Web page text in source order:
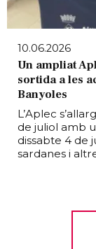
10.06.2026
Un ampliat
sortida a les
Banyoles
L’Aplec
de juliol amb
dissabte 4 de
sardanes i